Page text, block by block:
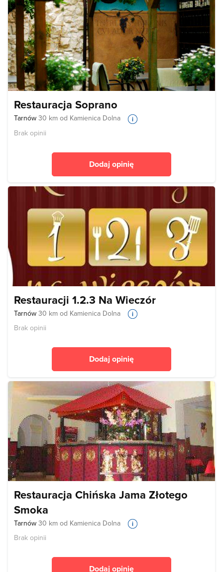
Restauracja Soprano
Tarnów 30 km od Kamienica Dolna
Brak opinii
Dodaj opinię
Restauracji 1.2.3 Na Wieczór
Tarnów 30 km od Kamienica Dolna
Brak opinii
Dodaj opinię
Restauracja Chińska Jama Złotego
Smoka
Tarnów 30 km od Kamienica Dolna
Brak opinii
Dodaj opinię